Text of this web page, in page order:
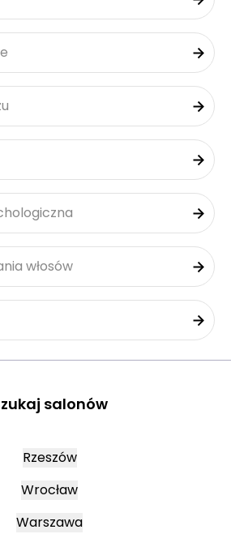
włosów
salonów
Rzeszów
Wrocław
Warszawa